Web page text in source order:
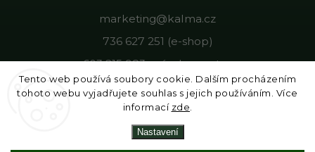
Tento web používá soubory cookie. Dalším procházením
tohoto webu vyjadřujete souhlas s jejich používáním. Více
informací zde
Nastavení
marketing@kalma.cz
736 627 251 (e-shop)
603 215 983 - výroba, gastro
Copyright 2026Kalma. Všechna práva vyhrazena.
| DesignShoptak.cz